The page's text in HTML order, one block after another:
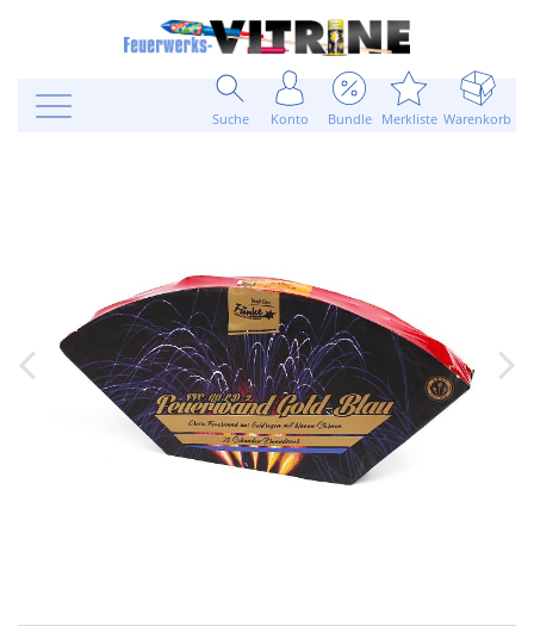
Suche Konto Bundle Merkliste Warenkorb